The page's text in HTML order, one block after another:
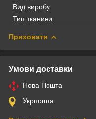
Вид виробу
Тип тканини
Приховати
Умови доставки
Нова Пошта
Укрпошта